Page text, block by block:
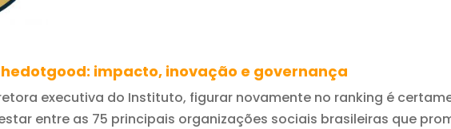
impacto, inovação e governança
executiva do Instituto, figurar novamente no ranking é
entre as 75 principais organizações sociais brasileiras que